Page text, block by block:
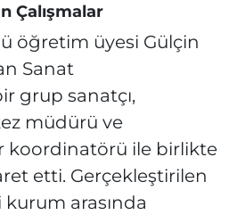
Çalışmalar
öğretim üyesi Gülçin
Sanat
grup sanatçı,
müdürü ve
koordinatörü ile birlikte
etti. Gerçekleştirilen
arasında